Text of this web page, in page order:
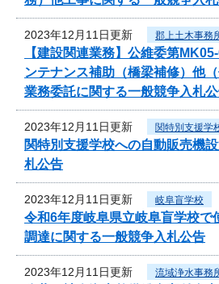
2023年12月11日更新 郡上土木事務
【建設関連業務】公維委第
ンテナンス補助（橋梁補修）他
業務委託に関する一般競争入札
2023年12月11日更新 関特別支援学
関特別支援学校への自動販売機
札公告
2023年12月11日更新 岐阜盲学校
令和6年度岐阜県立岐阜盲学校で
調達に関する一般競争入札公告
2023年12月11日更新 流域浄水事務